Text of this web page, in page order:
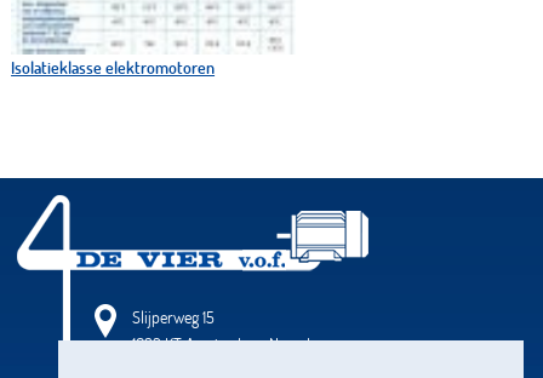
Isolatieklasse elektromotoren
Slijperweg 15
1032 KT Amsterdam-Noord